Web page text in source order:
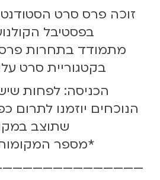
זוכה פרס סרט
בפסטיבל
בקטגוריית סרט
הכניסה: לפחות
הנוכחים יוזמנו לתרום
שתוצב
*מספר